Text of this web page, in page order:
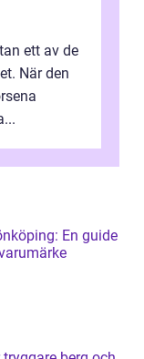
ett av de
När den
En guide